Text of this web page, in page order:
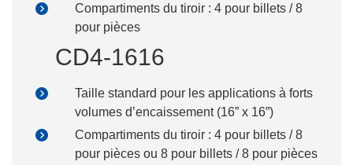
Compartiments du tiroir : 4 pour billets / 8
pour pièces
CD4-1616
Taille standard pour les applications à forts
volumes d’encaissement (16” x 16”)
Compartiments du tiroir : 4 pour billets / 8
pour pièces ou 8 pour billets / 8 pour pièces